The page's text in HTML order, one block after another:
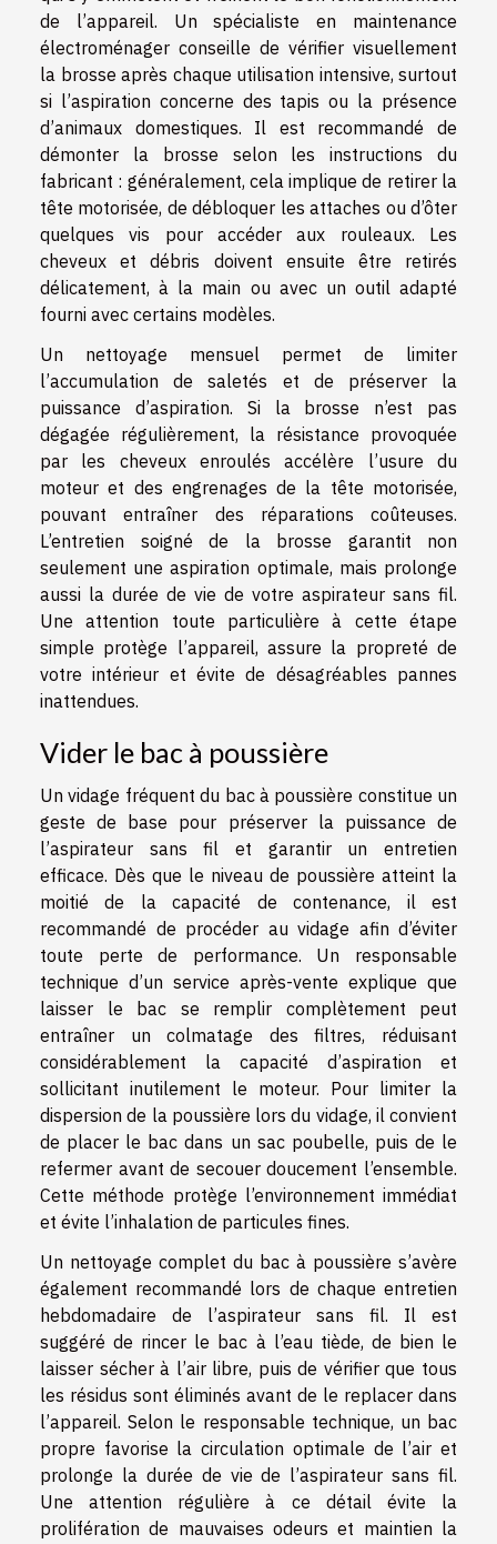
de l’appareil. Un spécialiste en maintenance
électroménager conseille de vérifier visuellement
la brosse après chaque utilisation intensive, surtout
si l’aspiration concerne des tapis ou la présence
d’animaux domestiques. Il est recommandé de
démonter la brosse selon les instructions du
fabricant : généralement, cela implique de retirer la
tête motorisée, de débloquer les attaches ou d’ôter
quelques vis pour accéder aux rouleaux. Les
cheveux et débris doivent ensuite être retirés
délicatement, à la main ou avec un outil adapté
fourni avec certains modèles.
Un nettoyage mensuel permet de limiter
l’accumulation de saletés et de préserver la
puissance d’aspiration. Si la brosse n’est pas
dégagée régulièrement, la résistance provoquée
par les cheveux enroulés accélère l’usure du
moteur et des engrenages de la tête motorisée,
pouvant entraîner des réparations coûteuses.
L’entretien soigné de la brosse garantit non
seulement une aspiration optimale, mais prolonge
aussi la durée de vie de votre aspirateur sans fil.
Une attention toute particulière à cette étape
simple protège l’appareil, assure la propreté de
votre intérieur et évite de désagréables pannes
inattendues.
Vider le bac à poussière
Un vidage fréquent du bac à poussière constitue un
geste de base pour préserver la puissance de
l’aspirateur sans fil et garantir un entretien
efficace. Dès que le niveau de poussière atteint la
moitié de la capacité de contenance, il est
recommandé de procéder au vidage afin d’éviter
toute perte de performance. Un responsable
technique d’un service après-vente explique que
laisser le bac se remplir complètement peut
entraîner un colmatage des filtres, réduisant
considérablement la capacité d’aspiration et
sollicitant inutilement le moteur. Pour limiter la
dispersion de la poussière lors du vidage, il convient
de placer le bac dans un sac poubelle, puis de le
refermer avant de secouer doucement l’ensemble.
Cette méthode protège l’environnement immédiat
et évite l’inhalation de particules fines.
Un nettoyage complet du bac à poussière s’avère
également recommandé lors de chaque entretien
hebdomadaire de l’aspirateur sans fil. Il est
suggéré de rincer le bac à l’eau tiède, de bien le
laisser sécher à l’air libre, puis de vérifier que tous
les résidus sont éliminés avant de le replacer dans
l’appareil. Selon le responsable technique, un bac
propre favorise la circulation optimale de l’air et
prolonge la durée de vie de l’aspirateur sans fil.
Une attention régulière à ce détail évite la
prolifération de mauvaises odeurs et maintien la